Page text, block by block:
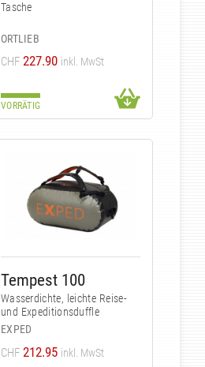
Tasche
ORTLIEB
CHF 227.90 inkl. MwSt
VORRÄTIG
Tempest 100
Wasserdichte, leichte Reise-
und Expeditionsduffle
EXPED
CHF 212.95 inkl. MwSt